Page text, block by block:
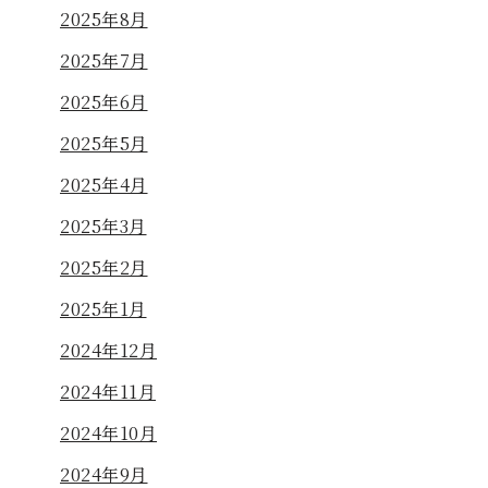
2025年8月
2025年7月
2025年6月
2025年5月
2025年4月
2025年3月
2025年2月
2025年1月
2024年12月
2024年11月
2024年10月
2024年9月